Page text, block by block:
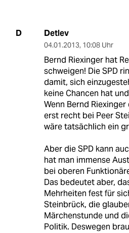
D Detlev
04.01.2013, 10:08 Uhr
Bernd Riexinger hat
schweigen! Die SPD
damit, sich
keine Chancen hat
Wenn Bernd
erst recht bei Peer
wäre tatsächlich ein
Aber die SPD kann
hat man immense
bei oberen
Das bedeutet aber,
Mehrheiten fest für
Steinbrück, die
Märchenstunde und
Politik. Deswegen